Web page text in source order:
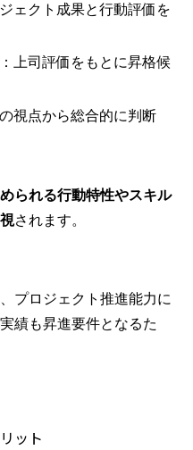
ェクト成果と行動評価を
上司評価をもとに昇格候
視点から総合的に判断
られる行動特性やスキル
されます。
プロジェクト推進能力に
績も昇進要件となるた
ット